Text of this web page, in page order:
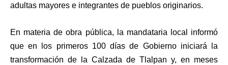
adultas mayores e integrantes de pueblos originarios.
En materia de obra pública, la mandataria local informó
que en los primeros 100 días de Gobierno iniciará la
transformación de la Calzada de Tlalpan y, en meses